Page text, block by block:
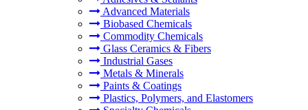
Advanced Materials
Biobased Chemicals
Commodity Chemicals
Glass Ceramics & Fibers
Industrial Gases
Metals & Minerals
Paints & Coatings
Plastics, Polymers, and Elastomers